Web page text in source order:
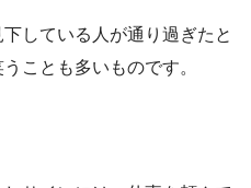
している人が通り過ぎたと
ことも多いものです。